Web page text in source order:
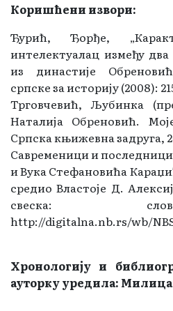
Коришћени извори:
Ђурић, Ђорђе,
интелектуалац између
из династије
српске за историју (2008):
Трговчевић, Љубинка
Наталија Обреновић.
Српска књижевна задруга,
Савременици и
и Вука Стефановића
средио Властоје Д.
свеска:
http://digitalna.nb.rs/wb/
Хронологију и
ауторку уредила: